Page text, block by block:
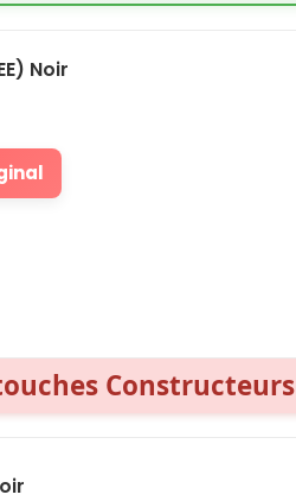
Noir
Constructeurs